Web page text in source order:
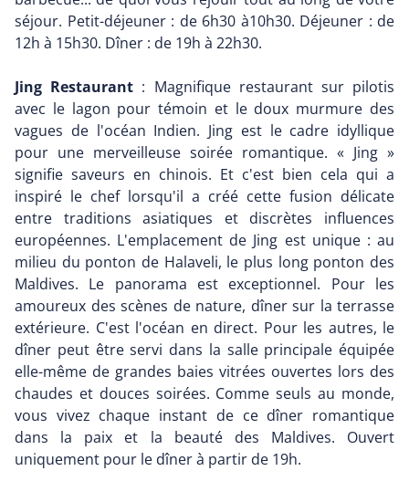
séjour. Petit-déjeuner : de 6h30 à10h30. Déjeuner : de
12h à 15h30. Dîner : de 19h à 22h30.
Jing Restaurant : Magnifique restaurant sur pilotis
avec le lagon pour témoin et le doux murmure des
vagues de l'océan Indien. Jing est le cadre idyllique
pour une merveilleuse soirée romantique. « Jing »
signifie saveurs en chinois. Et c'est bien cela qui a
inspiré le chef lorsqu'il a créé cette fusion délicate
entre traditions asiatiques et discrètes influences
européennes. L'emplacement de Jing est unique : au
milieu du ponton de Halaveli, le plus long ponton des
Maldives. Le panorama est exceptionnel. Pour les
amoureux des scènes de nature, dîner sur la terrasse
extérieure. C'est l'océan en direct. Pour les autres, le
dîner peut être servi dans la salle principale équipée
elle-même de grandes baies vitrées ouvertes lors des
chaudes et douces soirées. Comme seuls au monde,
vous vivez chaque instant de ce dîner romantique
dans la paix et la beauté des Maldives. Ouvert
uniquement pour le dîner à partir de 19h.